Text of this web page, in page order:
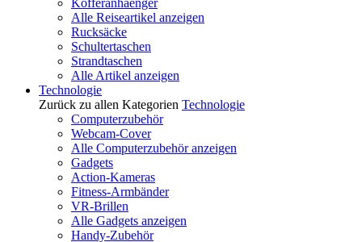
Kofferanhaenger
Alle Reiseartikel anzeigen
Rucksäcke
Schultertaschen
Strandtaschen
Alle Artikel anzeigen
Technologie
Zurück zu allen Kategorien Technologie
Computerzubehör
Webcam-Cover
Alle Computerzubehör anzeigen
Gadgets
Action-Kameras
Fitness-Armbänder
VR-Brillen
Alle Gadgets anzeigen
Handy-Zubehör